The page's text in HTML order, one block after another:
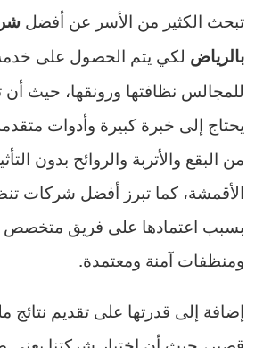
تبحث الكثير من الأسر عن أفضل
بالرياض لكي يتم الحصول على خدمة
للمجالس نظافتها ورونقها، حيث
يحتاج إلى خبرة كبيرة وأدوات
من البقع والأتربة والروائح بدون
الأقمشة، كما تبرز أفضل شركات
بسبب اعتمادها على فريق متخصص
ومنظفات آمنة ومعتمدة.
إضافة إلى قدرتها على تقديم